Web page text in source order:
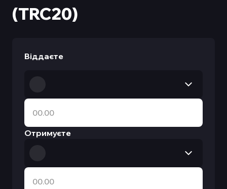
(TRC20)
Віддаєте
Отримуєте